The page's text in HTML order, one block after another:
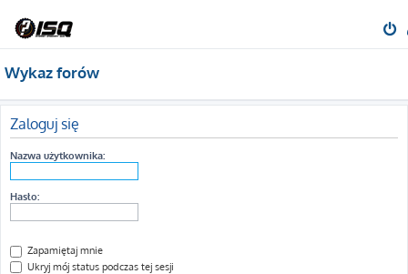
Wykaz forów
Zaloguj się
Nazwa użytkownika:
Hasło:
Zapamiętaj mnie
Ukryj mój status podczas tej sesji